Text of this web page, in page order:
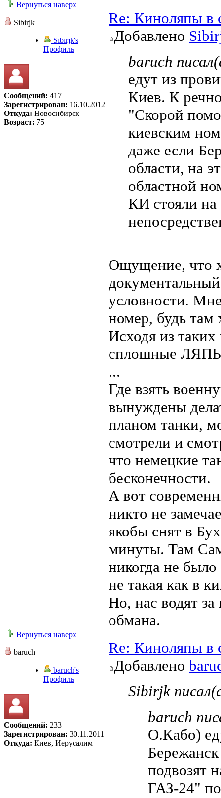
Вернуться наверх
Sibirjk
Sibirjk's
Профиль
Сообщений: 417
Зарегистрирован: 16.10.2012
Откуда: Новосибирск
Возраст: 75
Re: Киноляпы в
Добавлено
baruch
едут из
Киев. К
"Скорой
киевским
даже если
области, на
областной
КИ стояли
Ощущение, что
условности.
номер, будь там
Исходя из
сплошные ЛЯПЫ
...
Где взять
вынуждены
планом танки,
смотрели и
что немецкие
бесконечности.
А вот
никто не
якобы снят в
минуты. Там
никогда не
не такая как в
Но, нас водят
обмана.
Вернуться наверх
baruch
baruch's
Профиль
Сообщений: 233
Зарегистрирован: 30.11.2011
Откуда: Киев, Иерусалим
Re: Киноляпы в
Добавлено
Sibirjk
baruch
О.Кабо)
подвозят
ГАЗ-24"